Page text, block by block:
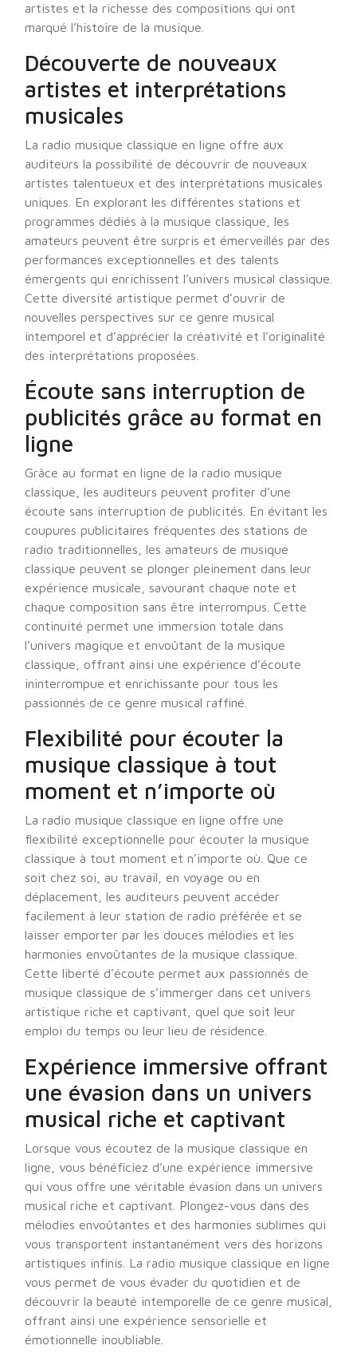
artistes et la richesse des compositions qui ont
marqué l’histoire de la musique.
Découverte de nouveaux
artistes et interprétations
musicales
La radio musique classique en ligne offre aux
auditeurs la possibilité de découvrir de nouveaux
artistes talentueux et des interprétations musicales
uniques. En explorant les différentes stations et
programmes dédiés à la musique classique, les
amateurs peuvent être surpris et émerveillés par des
performances exceptionnelles et des talents
émergents qui enrichissent l’univers musical classique.
Cette diversité artistique permet d’ouvrir de
nouvelles perspectives sur ce genre musical
intemporel et d’apprécier la créativité et l’originalité
des interprétations proposées.
Écoute sans interruption de
publicités grâce au format en
ligne
Grâce au format en ligne de la radio musique
classique, les auditeurs peuvent profiter d’une
écoute sans interruption de publicités. En évitant les
coupures publicitaires fréquentes des stations de
radio traditionnelles, les amateurs de musique
classique peuvent se plonger pleinement dans leur
expérience musicale, savourant chaque note et
chaque composition sans être interrompus. Cette
continuité permet une immersion totale dans
l’univers magique et envoûtant de la musique
classique, offrant ainsi une expérience d’écoute
ininterrompue et enrichissante pour tous les
passionnés de ce genre musical raffiné.
Flexibilité pour écouter la
musique classique à tout
moment et n’importe où
La radio musique classique en ligne offre une
flexibilité exceptionnelle pour écouter la musique
classique à tout moment et n’importe où. Que ce
soit chez soi, au travail, en voyage ou en
déplacement, les auditeurs peuvent accéder
facilement à leur station de radio préférée et se
laisser emporter par les douces mélodies et les
harmonies envoûtantes de la musique classique.
Cette liberté d’écoute permet aux passionnés de
musique classique de s’immerger dans cet univers
artistique riche et captivant, quel que soit leur
emploi du temps ou leur lieu de résidence.
Expérience immersive offrant
une évasion dans un univers
musical riche et captivant
Lorsque vous écoutez de la musique classique en
ligne, vous bénéficiez d’une expérience immersive
qui vous offre une véritable évasion dans un univers
musical riche et captivant. Plongez-vous dans des
mélodies envoûtantes et des harmonies sublimes qui
vous transportent instantanément vers des horizons
artistiques infinis. La radio musique classique en ligne
vous permet de vous évader du quotidien et de
découvrir la beauté intemporelle de ce genre musical,
offrant ainsi une expérience sensorielle et
émotionnelle inoubliable.